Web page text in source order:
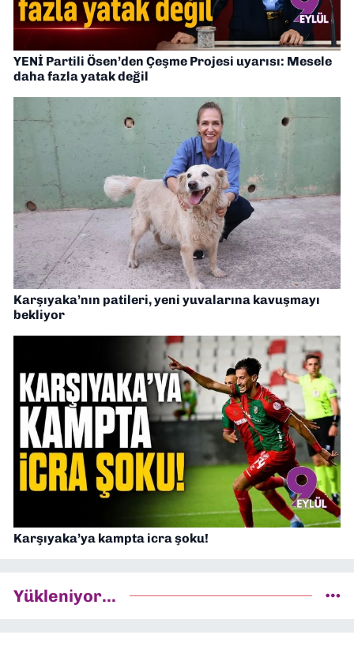
YENİ Partili Ösen’den Çeşme Projesi uyarısı: Mesele
daha fazla yatak değil
Karşıyaka’nın patileri, yeni yuvalarına kavuşmayı
bekliyor
Karşıyaka’ya kampta icra şoku!
Yükleniyor...